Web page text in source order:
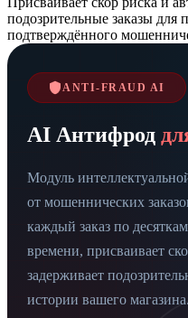
подозрительные заказы для
подтверждённого
ANTI-FRAUD AI
AI Антифрод
Модуль
от мошеннических
каждый заказ по
времени, присваивает
задерживает
истории вашего магазина.